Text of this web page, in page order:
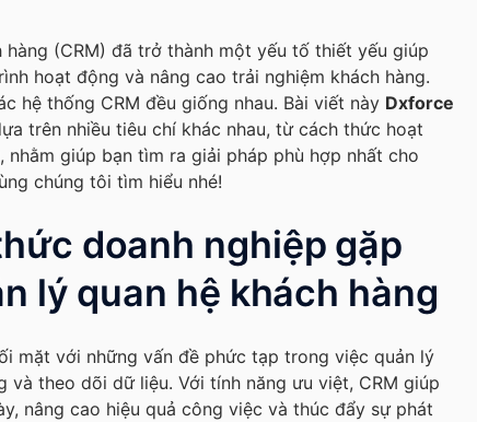
hàng (CRM) đã trở thành một yếu tố thiết yếu giúp
hoạt động và nâng cao trải nghiệm khách hàng.
hệ thống CRM đều giống nhau. Bài viết này Dxforce
trên nhiều tiêu chí khác nhau, từ cách thức hoạt
nhằm giúp bạn tìm ra giải pháp phù hợp nhất cho
chúng tôi tìm hiểu nhé!
doanh nghiệp gặp
lý quan hệ khách hàng
mặt với những vấn đề phức tạp trong việc quản lý
và theo dõi dữ liệu. Với tính năng ưu việt, CRM giúp
nâng cao hiệu quả công việc và thúc đẩy sự phát